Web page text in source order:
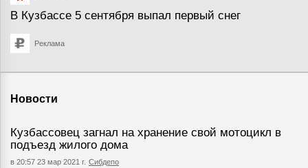
В Кузбассе 5 сентября выпал первый снег
Реклама
Новости
Кузбассовец загнал на хранение свой мотоцикл в
подъезд жилого дома
в 20:57 23 мар 2021 г. Сибдепо